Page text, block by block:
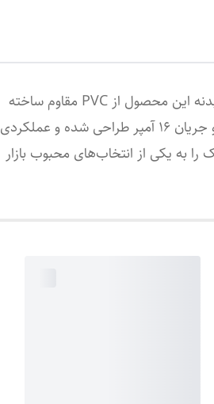
دوشاخه خانگی Part Electric کد 5518، محصولی باکیفیت و مناسب برای استفاده در انواع لوازم برقی خانگی است. بدنه این محصول از PVC مقاوم ساخته
شده و مغزی پلی‌کربنات آن، دوام و ایمنی مناسبی در استفاده روزمره فراهم می‌کند.این دوشاخه برای ولتاژ تا 240 ولت و جریان 16 آمپر طراحی شده و عملکردی
به یکی از انتخاب‌های محبوب بازار